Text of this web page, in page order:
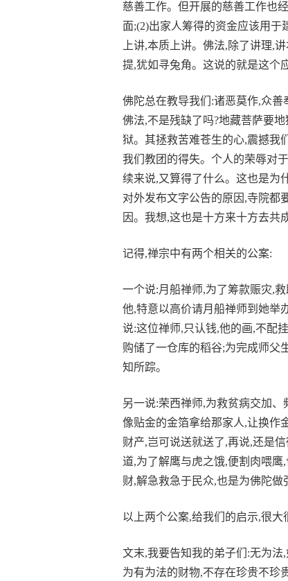
慈善工作。但开展的慈善工作也
面;(2)出家人筹得的资金应该用
上讲,本质上讲。佛法,除了讲理,
提,犹如寻兔角。这说的就是这个
佛陀总在教导我们:诸恶莫作,众
佛法,不是残缺了吗?地藏菩萨要
狱。其拯救苦难苍生的心,震撼我
我们教团的得失。个人的荣辱对
续来说,又算得了什么。这也是为
对外发布文字公告的原因,寺院都
因。我想,这也是十方来十方去共
记得,禅宗中有两个相关的公案:
一个说:月船禅师,为了筹款赈灾,
他,特意以高价请月船禅师到她举
说:这位禅师,只认钱,他的画,不配
购储了一仓库的稻谷;为完成师父
知所踪。
另一说:荣西禅师,为救贫病交加
像贴金的金箔拿给那家人,让换作
财产,岂可说送就送了,再说,还是
道,为了解鹰与虎之饿,便割肉喂
财,解急救急于民众,也是为佛陀做
以上两个公案,给我们的启示,很大
文末,我要告知我的弟子们:无为
为有为法的财物,不存在珍贵不珍